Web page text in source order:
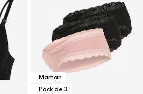
Maman
Pack de 3